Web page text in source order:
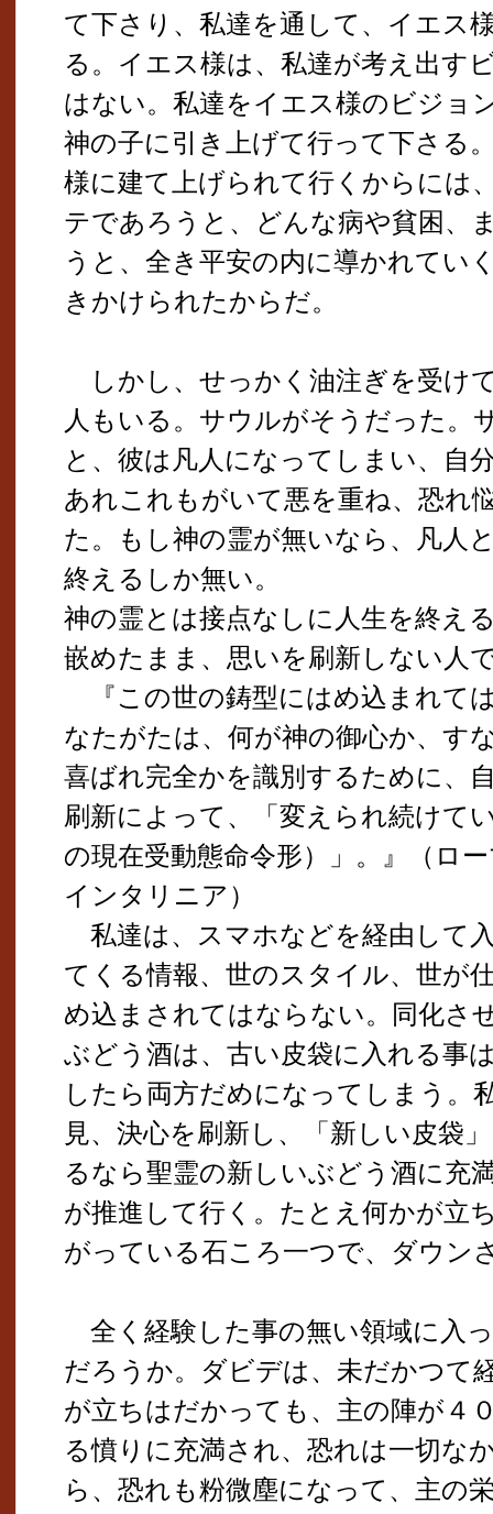
て下さり、私達を通して、イエス
る。イエス様は、私達が考え出す
はない。私達をイエス様のビジョ
神の子に引き上げて行って下さる
様に建て上げられて行くからには
テであろうと、どんな病や貧困、
うと、全き平安の内に導かれてい
きかけられたからだ。
しかし、せっかく油注ぎを受け
人もいる。サウルがそうだった。
と、彼は凡人になってしまい、自
あれこれもがいて悪を重ね、恐れ
た。もし神の霊が無いなら、凡人
終えるしか無い。
神の霊とは接点なしに人生を終え
嵌めたまま、思いを刷新しない人
『この世の鋳型にはめ込まれて
なたがたは、何が神の御心か、す
喜ばれ完全かを識別するために、
刷新によって、「変えられ続けて
の現在受動態命令形）」。』（ロ
インタリニア）
私達は、スマホなどを経由して
てくる情報、世のスタイル、世が
め込まされてはならない。同化さ
ぶどう酒は、古い皮袋に入れる事
したら両方だめになってしまう。
見、決心を刷新し、「新しい皮袋
るなら聖霊の新しいぶどう酒に充
が推進して行く。たとえ何かが立
がっている石ころ一つで、ダウン
全く経験した事の無い領域に入
だろうか。ダビデは、未だかつて
が立ちはだかっても、主の陣が４
る憤りに充満され、恐れは一切な
ら、恐れも粉微塵になって、主の